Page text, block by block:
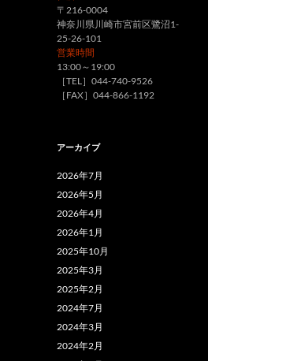
〒216-0004
神奈川県川崎市宮前区鷺沼1-
25-26-101
営業時間
13:00～19:00
［TEL］044-740-9526
［FAX］044-866-1192
アーカイブ
2026年7月
2026年5月
2026年4月
2026年1月
2025年10月
2025年3月
2025年2月
2024年7月
2024年3月
2024年2月